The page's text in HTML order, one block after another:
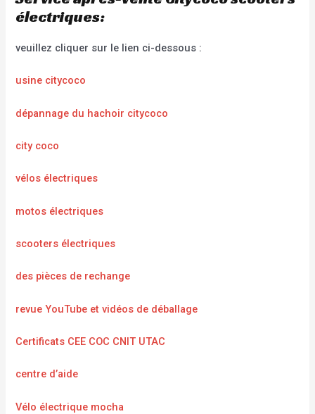
électriques:
veuillez cliquer sur le lien ci-dessous :
usine citycoco
dépannage du hachoir citycoco
city coco
vélos électriques
motos électriques
scooters électriques
des pièces de rechange
revue YouTube et vidéos de déballage
Certificats CEE COC CNIT UTAC
centre d’aide
Vélo électrique mocha